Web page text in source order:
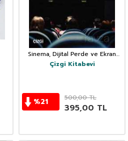
Sinema, Dijital Perde ve Ekran
Deneyimleri
Çizgi Kitabevi
%21 500,00TL
395,00 TL